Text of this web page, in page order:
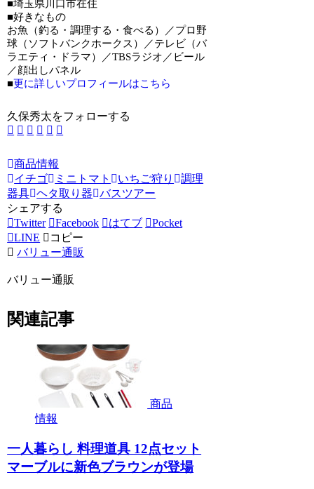
■埼玉県川口市在住
■好きなもの
お魚（釣る・調理する・食べる）／プロ野
球（ソフトバンクホークス）／テレビ（バ
ラエティ・ドラマ）／TBSラジオ／ビール
／顔出しパネル
■更に詳しいプロフィールはこちら
久保秀太をフォローする
商品情報
イチゴ
ミニトマト いちご狩り
調理
器具 ヘタ取り器
バスツアー
シェアする
Twitter
Facebook はてブ
Pocket
LINE
コピー
バリュー通販
バリュー通販
関連記事
商品
情報
一人暮らし 料理道具 12点セット
マーブルに新色ブラウンが登場